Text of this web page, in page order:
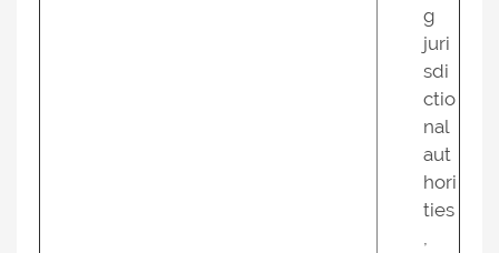
g
juri
sdi
ctio
nal
aut
hori
ties
,